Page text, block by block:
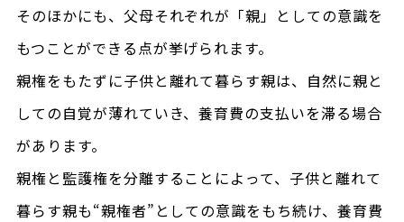
そのほかにも、父母それぞれが「親」としての意識を
もつことができる点が挙げられます。
親権をもたずに子供と離れて暮らす親は、自然に親と
しての自覚が薄れていき、養育費の支払いを滞る場合
があります。
親権と監護権を分離することによって、子供と離れて
暮らす親も“親権者”としての意識をもち続け、養育費